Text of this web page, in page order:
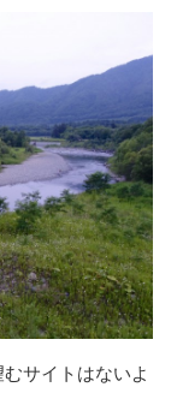
サイトはないよ